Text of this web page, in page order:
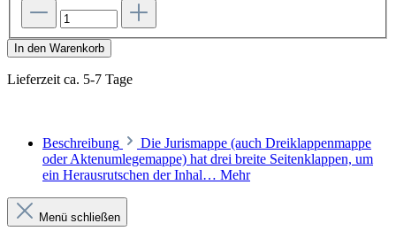
In den Warenkorb
Lieferzeit ca. 5-7 Tage
Beschreibung
Die Jurismappe (auch Dreiklappenmappe
oder Aktenumlegemappe) hat drei breite Seitenklappen, um
ein Herausrutschen der Inhal… Mehr
Menü schließen